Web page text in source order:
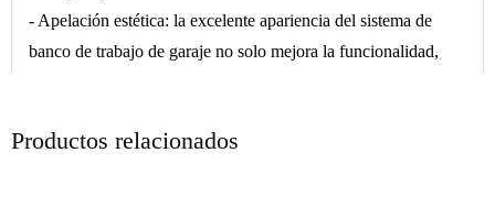
- Apelación estética: la excelente apariencia del sistema de
banco de trabajo de garaje no solo mejora la funcionalidad,
Productos relacionados